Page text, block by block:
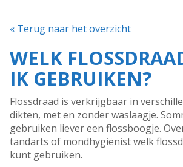
« Terug naar het overzicht
WELK
IK GEBRUIKEN?
Flossdraad is verkrijgbaar in
dikten, met en zonder waslaagje.
gebruiken liever een flossboogje.
tandarts of mondhygiënist welk
kunt gebruiken.